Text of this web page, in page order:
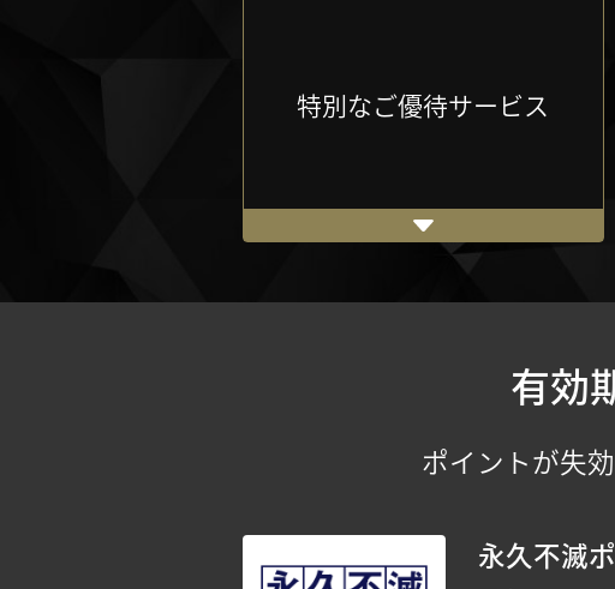
特別なご優待サービス
有効
ポイントが失
永久不滅